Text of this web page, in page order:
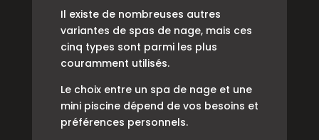
Il existe de nombreuses autres
variantes de spas de nage, mais ces
cinq types sont parmi les plus
couramment utilisés.
Le choix entre un spa de nage et une
mini piscine dépend de vos besoins et
préférences personnels.